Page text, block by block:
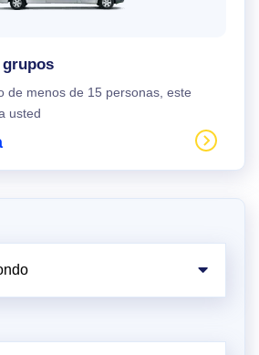
grupos
de menos de 15 personas, este
usted